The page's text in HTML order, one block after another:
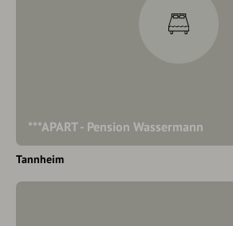
***APART - Pension Wassermann
Tannheim